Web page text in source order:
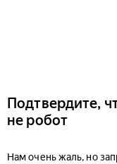
Подтвердите,
не робот
Нам очень жаль, но